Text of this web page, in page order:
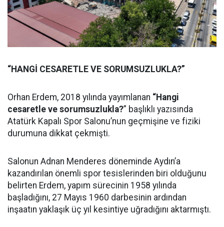
“HANGİ CESARETLE VE SORUMSUZLUKLA?”
Orhan Erdem, 2018 yılında yayımlanan “Hangi
cesaretle ve sorumsuzlukla?” başlıklı yazısında
Atatürk Kapalı Spor Salonu’nun geçmişine ve fiziki
durumuna dikkat çekmişti.
Salonun Adnan Menderes döneminde Aydın’a
kazandırılan önemli spor tesislerinden biri olduğunu
belirten Erdem, yapım sürecinin 1958 yılında
başladığını, 27 Mayıs 1960 darbesinin ardından
inşaatın yaklaşık üç yıl kesintiye uğradığını aktarmıştı.